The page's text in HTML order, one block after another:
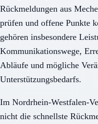
Rückmeldungen aus
prüfen und offene Punkte
gehören insbesondere
Kommunikationswege,
Abläufe und mögliche
Unterstützungsbedarfs.
Im Nordrhein-Westfalen-
nicht die schnellste